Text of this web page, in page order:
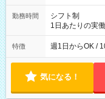
勤務時間
シフト制
1日あたりの実
社後、就業可能
特徴 週1日からOK /
気になる！